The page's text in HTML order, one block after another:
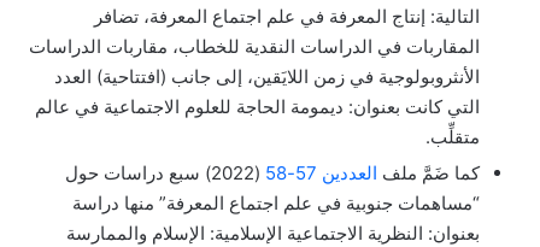
التالية: إنتاج المعرفة في علم اجتماع المعرفة، تضافر
المقاربات في الدراسات النقدية للخطاب، مقاربات الدراسات
الأنثروبولوجية في زمن اللايَقين، إلى جانب (افتتاحية) العدد
التي كانت بعنوان: ديمومة الحاجة للعلوم الاجتماعية في عالم
متقلِّب.
كما ضَمَّ ملف العددين 57-58
(2022) سبع دراسات حول
“مساهمات جنوبية في علم اجتماع المعرفة” منها دراسة
بعنوان: النظرية الاجتماعية الإسلامية: الإسلام والممارسة